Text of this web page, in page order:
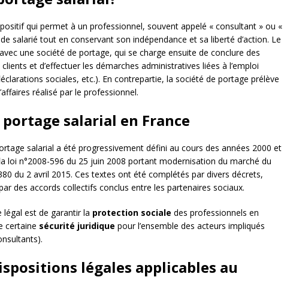
qui permet à un professionnel, souvent appelé « consultant » ou «
salarié tout en conservant son indépendance et sa liberté d’action. Le
une société de portage, qui se charge ensuite de conclure des
et d’effectuer les démarches administratives liées à l’emploi
sociales, etc.). En contrepartie, la société de portage prélève
réalisé par le professionnel.
salarial en France
salarial a été progressivement défini au cours des années 2000 et
loi n°2008-596 du 25 juin 2008 portant modernisation du marché du
du 2 avril 2015. Ces textes ont été complétés par divers décrets,
des accords collectifs conclus entre les partenaires sociaux.
légal est de garantir la protection sociale des professionnels en
certaine sécurité juridique pour l’ensemble des acteurs impliqués
légales applicables au